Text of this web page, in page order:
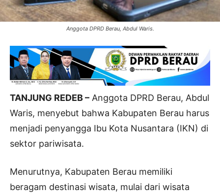
Anggota DPRD Berau, Abdul Waris.
TANJUNG REDEB – Anggota DPRD Berau, Abdul
Waris, menyebut bahwa Kabupaten Berau harus
menjadi penyangga Ibu Kota Nusantara (IKN) di
sektor pariwisata.
Menurutnya, Kabupaten Berau memiliki
beragam destinasi wisata, mulai dari wisata